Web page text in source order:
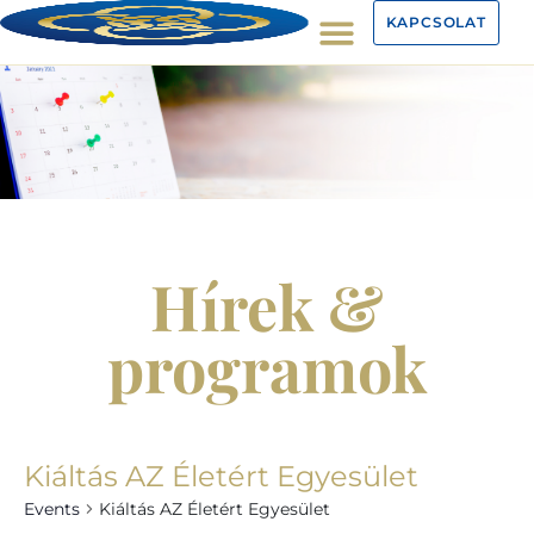
KAPCSOLAT
Hírek &
programok
Kiáltás AZ Életért Egyesület
Events Kiáltás AZ Életért Egyesület